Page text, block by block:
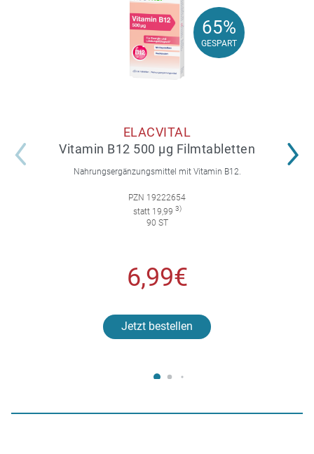
65%
GESPART
65%
GESPART
ELACVITAL
Vitamin B12 500 µg Filmtabletten
Nahrungsergänzungsmittel mit Vitamin B12.
PZN 19222654
statt 19,99 3)
90 ST
6,99€
Jetzt bestellen